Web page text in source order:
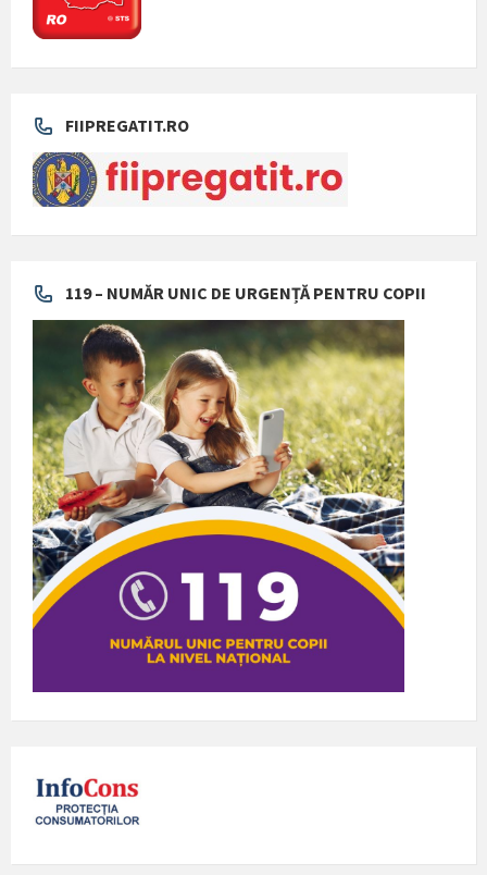
FIIPREGATIT.RO
119 – NUMĂR UNIC DE URGENȚĂ PENTRU COPII